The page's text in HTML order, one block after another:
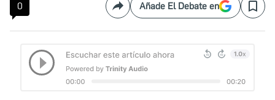
0 CompartirAñade El Debate en Save